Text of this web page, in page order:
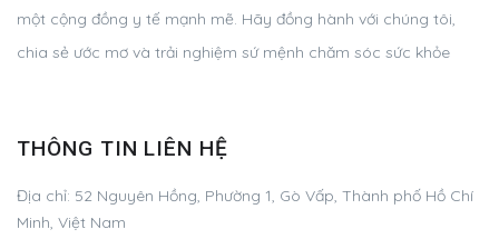
một cộng đồng y tế mạnh mẽ. Hãy đồng hành với chúng tôi,
chia sẻ ước mơ và trải nghiệm sứ mệnh chăm sóc sức khỏe
THÔNG TIN LIÊN HỆ
Địa chỉ: 52 Nguyên Hồng, Phường 1, Gò Vấp, Thành phố Hồ Chí
Minh, Việt Nam